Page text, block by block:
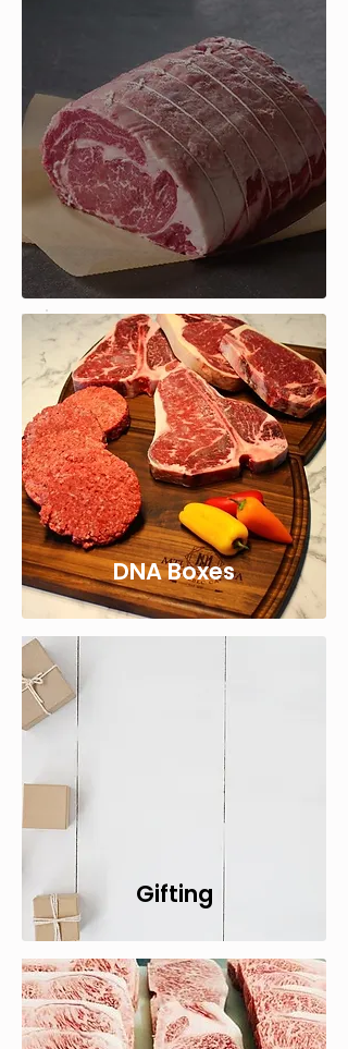
Whole Cuts -
Bulk Order
DNA Boxes
Gifting